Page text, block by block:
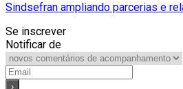
Sindsefran ampliando parcerias e
Se inscrever
Notificar de